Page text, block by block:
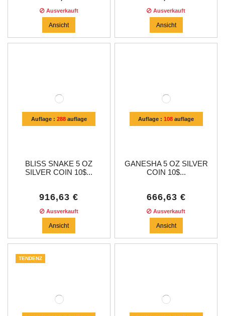
Ausverkauft
Ansicht
Ausverkauft
Ansicht
Auflage : 288auflage
BLISS SNAKE 5 OZ
SILVER COIN 10$...
916,63 €
Ausverkauft
Ansicht
Auflage :108 auflage
GANESHA 5 OZ SILVER
COIN 10$...
666,63 €
Ausverkauft
Ansicht
TENDENZ